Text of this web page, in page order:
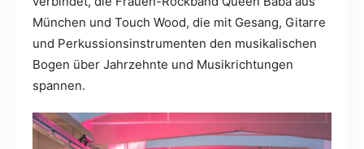
München und Touch Wood, die mit Gesang, Gitarre
und Perkussionsinstrumenten den musikalischen
Bogen über Jahrzehnte und Musikrichtungen
spannen.